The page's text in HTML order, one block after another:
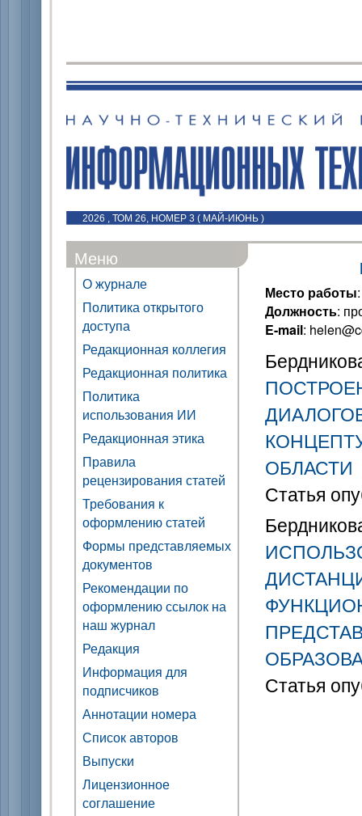
2026 , ТОМ 26, НОМЕР 3 ( МАЙ-ИЮНЬ )
Меню
О журнале
Политика открытого
доступа
Редакционная коллегия
Редакционная политика
Политика
использования ИИ
Редакционная этика
Правила
рецензирования статей
Требования к
оформлению статей
Формы представляемых
документов
Рекомендации по
оформлению ссылок на
наш журнал
Редакция
Информация для
подписчиков
Аннотации номера
Список авторов
Выпуски
Лицензионное
соглашение
Место работы
Должность:
E-mail:
ОБЛАСТИ
Статья
Статья